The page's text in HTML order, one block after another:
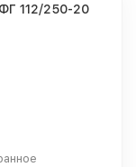
112/250-20